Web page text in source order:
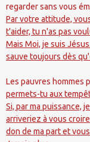
regarder sans vous
Par votre attitude,
t'aider, tu n'as pas
Mais Moi, je suis
sauve toujours dès
Les pauvres hommes
permets-tu aux
Si, par ma puissance,
arriveriez à vous
don de ma part et